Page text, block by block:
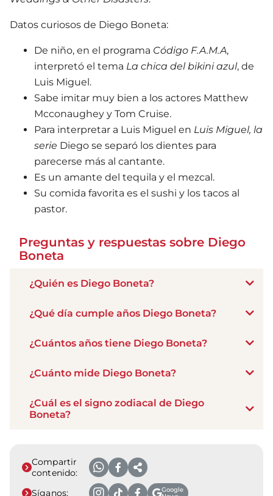
Datos curiosos de Diego Boneta:
De niño, en el programa Código F.A.M.A,
interpretó el tema La chica del bikini azul, de
Luis Miguel.
Sabe imitar muy bien a los actores Matthew
Mcconaughey y Tom Cruise.
Para interpretar a Luis Miguel en Luis Miguel, la
serie Diego se separó los dientes para
parecerse más al cantante.
Es un amante del tequila y el mezcal.
Su comida favorita es el sushi y los tacos al
pastor.
Preguntas y respuestas sobre Diego
Boneta
¿Quién es Diego Boneta?
¿Qué día cumple años Diego Boneta?
¿Cuántos años tiene Diego Boneta?
¿Cuánto mide Diego Boneta?
¿Cuál es el signo zodiacal de Diego
Boneta?
Compartir
contenido:
Síganos:
Google